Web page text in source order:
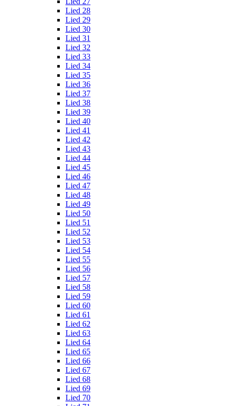
Lied 28
Lied 29
Lied 30
Lied 31
Lied 32
Lied 33
Lied 34
Lied 35
Lied 36
Lied 37
Lied 38
Lied 39
Lied 40
Lied 41
Lied 42
Lied 43
Lied 44
Lied 45
Lied 46
Lied 47
Lied 48
Lied 49
Lied 50
Lied 51
Lied 52
Lied 53
Lied 54
Lied 55
Lied 56
Lied 57
Lied 58
Lied 59
Lied 60
Lied 61
Lied 62
Lied 63
Lied 64
Lied 65
Lied 66
Lied 67
Lied 68
Lied 69
Lied 70